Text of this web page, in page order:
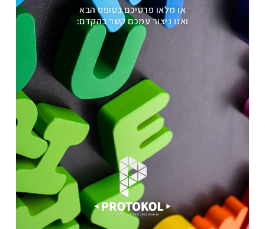
או מלאו פרטיכם בטופס הבא
ואנו ניצור עמכם קשר בהקדם: